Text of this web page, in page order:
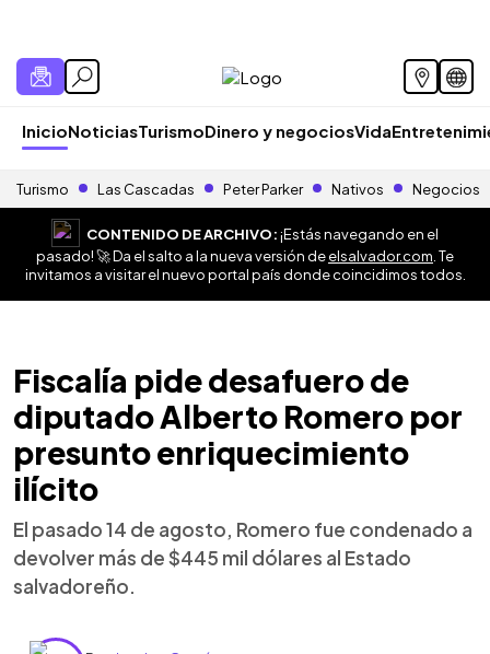
InicioNoticiasTurismoDinero y negociosVida
Turismo Las Cascadas Peter Parker Nativos Negocios
CONTENIDO DE ARCHIVO:¡Estás navegando en el
pasado! 🚀 Da el salto a la nueva versión deelsalvador.com . Te
invitamos a visitar el nuevo portal país donde coincidimos todos.
Fiscalía pide desafuero de
diputado Alberto Romero por
presunto enriquecimiento
ilícito
El pasado 14 de agosto, Romero fue condenado a
devolver más de $445 mil dólares al Estado
salvadoreño.